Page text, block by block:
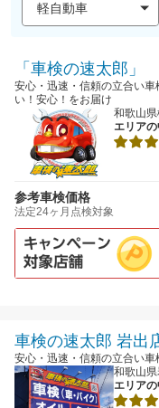
「車検の速太郎
安心・迅速・信頼の立合い
い！安心！をお届け
和歌山
エリア
参考車検価格
法定24ヶ月点検対象
車検の速太郎 岩出
安心・迅速・信頼の立合い車
和歌山
エリア